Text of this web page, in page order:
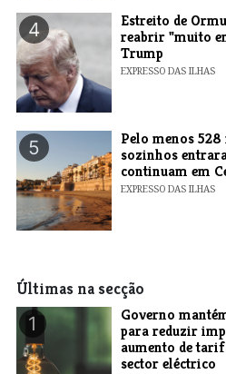
4
Estreito de
reabrir "muito
Trump
EXPRESSO DAS ILHAS
5
Pelo menos 528
sozinhos
continuam em
EXPRESSO DAS ILHAS
Últimas na secção
1
Governo
para reduzir
aumento de
sector eléctrico